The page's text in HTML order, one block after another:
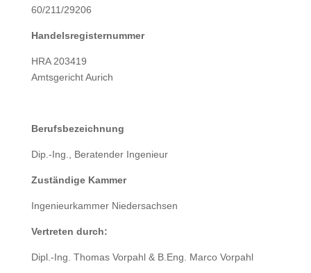
60/211/29206
Handelsregisternummer
HRA 203419
Amtsgericht Aurich
Berufsbezeichnung
Dip.-Ing., Beratender Ingenieur
Zuständige Kammer
Ingenieurkammer Niedersachsen
Vertreten durch:
Dipl.-Ing. Thomas Vorpahl & B.Eng. Marco Vorpahl